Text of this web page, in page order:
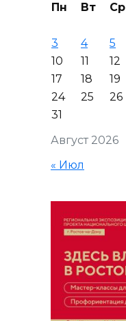
Август 2026
Пн Вт Ср
3
4 5
10
11 12
17
18 19
24
25 26
31
« Июл